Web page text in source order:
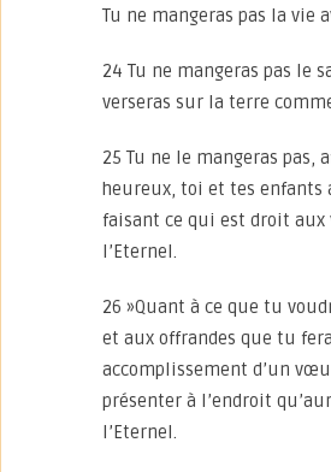
Tu ne mangeras pas la vie
24 Tu ne mangeras pas le
verseras sur la terre
25 Tu ne le mangeras pas,
heureux, toi et tes enfants
faisant ce qui est droit aux
l’Eternel.
26 »Quant à ce que tu
et aux offrandes que tu
accomplissement d’un
présenter à l’endroit
l’Eternel.